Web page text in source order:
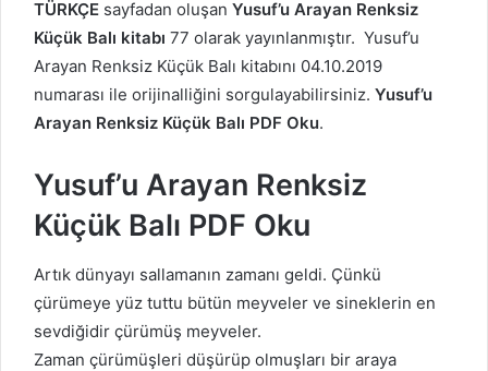
TÜRKÇE sayfadan oluşan Yusuf’u Arayan Renksiz
Küçük Balı kitabı 77 olarak yayınlanmıştır. Yusuf’u
Arayan Renksiz Küçük Balı kitabını 04.10.2019
numarası ile orijinalliğini sorgulayabilirsiniz. Yusuf’u
Arayan Renksiz Küçük Balı PDF Oku.
Yusuf’u Arayan Renksiz
Küçük Balı PDF Oku
Artık dünyayı sallamanın zamanı geldi. Çünkü
çürümeye yüz tuttu bütün meyveler ve sineklerin en
sevdiğidir çürümüş meyveler.
Zaman çürümüşleri düşürüp olmuşları bir araya